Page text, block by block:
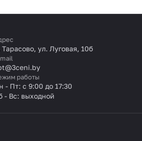
Тарасово, ул. Луговая, 10б
работы
- Пт: с 9:00 до 17:30
- Вс: выходной